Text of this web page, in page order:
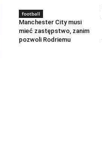
football
Manchester City musi
mieć zastępstwo, zanim
pozwoli Rodriemu